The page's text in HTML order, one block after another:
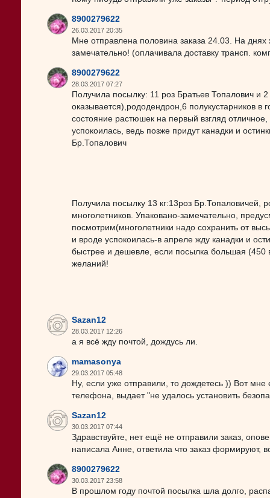
8900279622
26.03.2017 20:35
Мне отправлена половина заказа 24.03. На
замечательно! (оплачивала доставку трансп.
8900279622
28.03.2017 07:27
Получила посылку: 11 роз Братьев Топалович и
оказывается),рододендрон,6 полукустарников в
состояние растюшек на первый взгляд
успокоилась, ведь позже придут канадки и
Бр.Топалович
Получила посылку 13 кг:13роз Бр.Топаловичей,
многолетников. Упаковано-замечательно,
посмотрим(многолетники надо сохранить от
и вроде успокоилась-в апреле жду канадки и
быстрее и дешевле, если посылка большая
желаний!
Sazan12
28.03.2017 12:26
а я всё жду почтой, дождусь ли.
mamasonya
29.03.2017 05:48
Ну, если уже отправили, то дождетесь )) Вот
телефона, выдает "не удалось установить
Sazan12
30.03.2017 07:44
Здравствуйте, нет ещё не отправили заказ,
написала Анне, ответила что заказ формируют,
8900279622
30.03.2017 23:58
В прошлом году почтой посылка шла долго,